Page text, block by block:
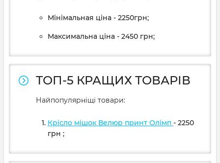
Мінімальная ціна - 2250грн;
Максимальна ціна - 2450 грн;
ТОП-5 КРАЩИХ ТОВАРІВ
Найпопулярніщі товари:
Крісло мішок Велюр принт Олімп - 2250
грн ;